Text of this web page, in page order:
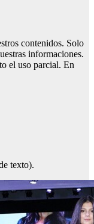
contenidos. Solo
informaciones.
el uso parcial. En
texto).